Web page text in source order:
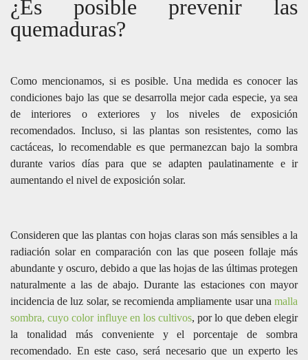
¿Es posible prevenir las
quemaduras?
Como mencionamos, si es posible. Una medida es conocer las
condiciones bajo las que se desarrolla mejor cada especie, ya sea
de interiores o exteriores y los niveles de exposición
recomendados. Incluso, si las plantas son resistentes, como las
cactáceas, lo recomendable es que permanezcan bajo la sombra
durante varios días para que se adapten paulatinamente e ir
aumentando el nivel de exposición solar.
Consideren que las plantas con hojas claras son más sensibles a la
radiación solar en comparación con las que poseen follaje más
abundante y oscuro, debido a que las hojas de las últimas protegen
naturalmente a las de abajo. Durante las estaciones con mayor
incidencia de luz solar, se recomienda ampliamente usar una malla
sombra, cuyo color influye en los cultivos, por lo que deben elegir
la tonalidad más conveniente y el porcentaje de sombra
recomendado. En este caso, será necesario que un experto les